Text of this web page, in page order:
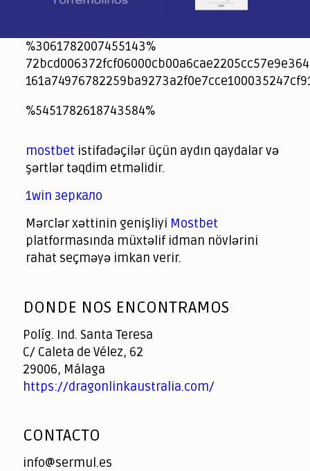
%3061782007455143%
jeetcity
1xbet
jeet city casino
%5451782618743584%
spintiger
Avabet
Spinrise
Crown Green
Crowngreen casino login
슈가 러쉬1000 슬롯
crazy time casino online
1xcasinozambia.com
codingworldnews.com
parimatch.kr
winorio
winorio casino
winorio
mostbet istifadəçilər üçün aydın qaydalar və
şərtlər təqdim etməlidir.
1win зеркало
Mərclər xəttinin genişliyi Mostbet
platformasında müxtəlif idman növlərini
rahat seçməyə imkan verir.
of
DONDE NOS ENCONTRAMOS
Políg. Ind. Santa Teresa
C/ Caleta de Vélez, 62
29006, Málaga
https://dragonlinkaustralia.com/
CONTACTO
info@sermul.es